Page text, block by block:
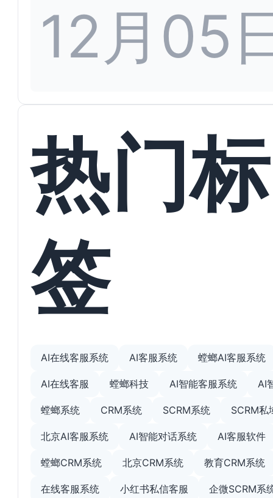
12月05
热门标
签
AI在线客服系统 AI客服系统 螳螂AI客服系统
AI在线客服 螳螂科技 AI智能客服系统 AI
螳螂系统 CRM系统 SCRM系统 SCRM私
北京AI客服系统 AI智能对话系统 AI客服软件
螳螂CRM系统 北京CRM系统 教育CRM系统
在线客服系统 小红书私信客服 企微SCRM系